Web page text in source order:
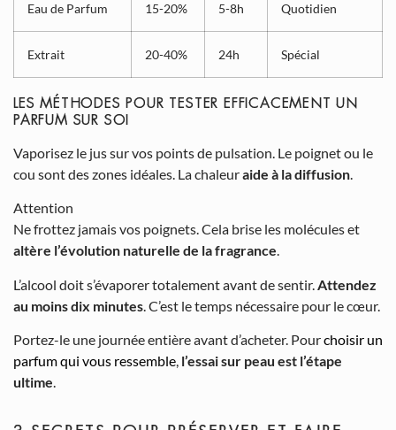
Eau de Parfum 15-20% 5-8h Quotidien
Extrait 20-40% 24h Spécial
LES MÉTHODES POUR TESTER EFFICACEMENT UN
PARFUM SUR SOI
Vaporisez le jus sur vos points de pulsation. Le poignet ou le
cou sont des zones idéales. La chaleuraide à la diffusion.
Attention
Ne frottez jamais vos poignets. Cela brise les molécules et
altère l’évolution naturelle de la fragrance.
L’alcool doit s’évaporer totalement avant de sentir. Attendez
au moins dix minutes . C’est le temps nécessaire pour le cœur.
Portez-le une journée entière avant d’acheter. Pourchoisir un
parfum qui vous ressemble, l’essai sur peau est l’étape
ultime.